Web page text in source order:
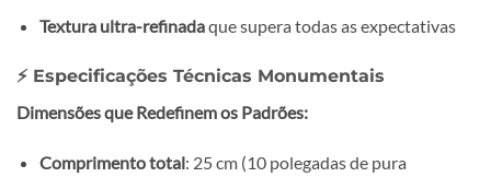
Textura ultra-refinadaque supera todas as expectativas
⚡ Especificações Técnicas Monumentais
Dimensões que Redefinem os Padrões:
Comprimento total: 25 cm (10 polegadas de pura